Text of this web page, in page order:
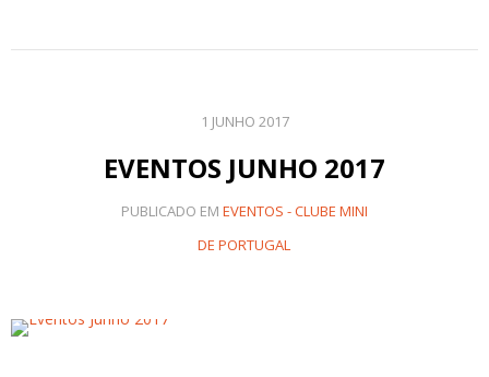
1 JUNHO 2017
EVENTOS JUNHO 2017
PUBLICADO EM EVENTOS - CLUBE MINI
DE PORTUGAL